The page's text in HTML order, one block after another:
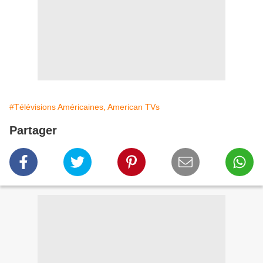
#Télévisions Américaines, American TVs
Partager